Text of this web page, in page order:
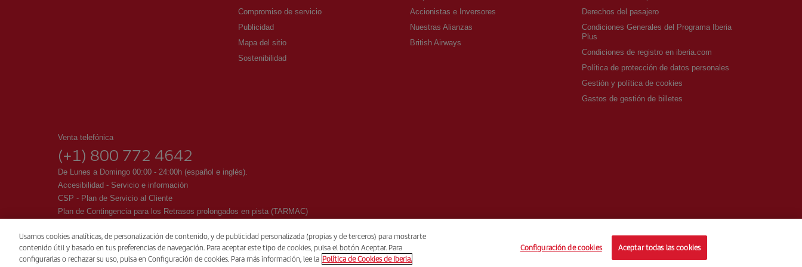
Compromiso de servicio
Publicidad
Mapa del sitio
Sostenibilidad
Accionistas e Inversores
Nuestras Alianzas
British Airways
Derechos del pasajero
Condiciones Generales del Programa Iberia
Plus
Condiciones de registro en iberia.com
Política de protección de datos personales
Gestión y política de cookies
Gastos de gestión de billetes
Venta telefónica
(+1) 800 772 4642
De Lunes a Domingo 00:00 - 24:00h (español e inglés).
Accesibilidad - Servicio e información
CSP - Plan de Servicio al Cliente
Plan de Contingencia para los Retrasos prolongados en pista (TARMAC)
© Iberia 2026
Usamos cookies analíticas, de personalización de contenido, y de publicidad personalizada (propias y de terceros) para mostrarte
contenido útil y basado en tus preferencias de navegación. Para aceptar este tipo de cookies, pulsa el botón Aceptar. Para
configurarlas o rechazar su uso, pulsa en Configuración de cookies. Para más información, lee la Política de Cookies de Iberia.
Configuración de cookies Aceptar todas las cookies